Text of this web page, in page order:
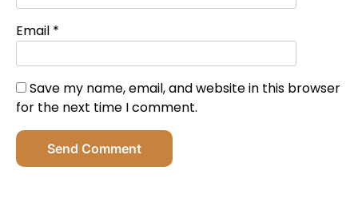
Email *
Save my name, email, and website in this browser
for the next time I comment.
Send Comment